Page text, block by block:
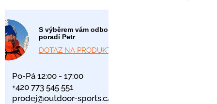
S výběrem vám odborně
poradí Petr
DOTAZ NA PRODUKT
Po-Pá 12:00 - 17:00
+420 773 545 551
prodej@outdoor-sports.cz